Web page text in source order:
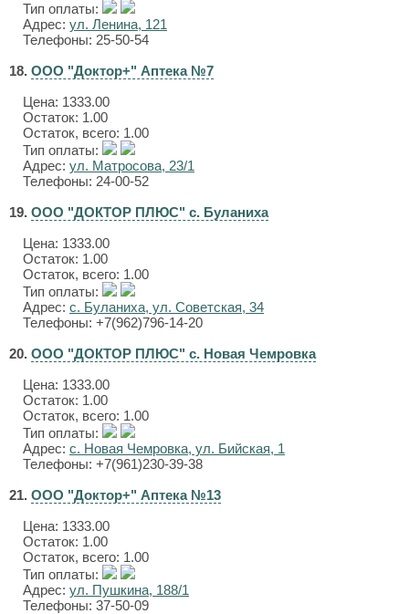
Тип оплаты:
Адрес: ул. Ленина, 121
Телефоны: 25-50-54
18. ООО "Доктор+" Аптека №7
Цена: 1333.00
Остаток: 1.00
Остаток, всего: 1.00
Тип оплаты:
Адрес: ул. Матросова, 23/1
Телефоны: 24-00-52
19. ООО "ДОКТОР ПЛЮС" с. Буланиха
Цена: 1333.00
Остаток: 1.00
Остаток, всего: 1.00
Тип оплаты:
Адрес: с. Буланиха, ул. Советская, 34
Телефоны: +7(962)796-14-20
20. ООО "ДОКТОР ПЛЮС" с. Новая Чемровка
Цена: 1333.00
Остаток: 1.00
Остаток, всего: 1.00
Тип оплаты:
Адрес: с. Новая Чемровка, ул. Бийская, 1
Телефоны: +7(961)230-39-38
21. ООО "Доктор+" Аптека №13
Цена: 1333.00
Остаток: 1.00
Остаток, всего: 1.00
Тип оплаты:
Адрес: ул. Пушкина, 188/1
Телефоны: 37-50-09